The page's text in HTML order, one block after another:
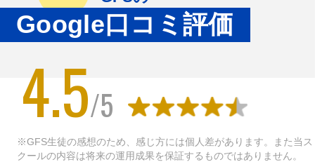
Google口コミ評価
4.5/5
※GFS生徒の感想のため、感じ方には個人差があります。また当ス
クールの内容は将来の運用成果を保証するものではありません。